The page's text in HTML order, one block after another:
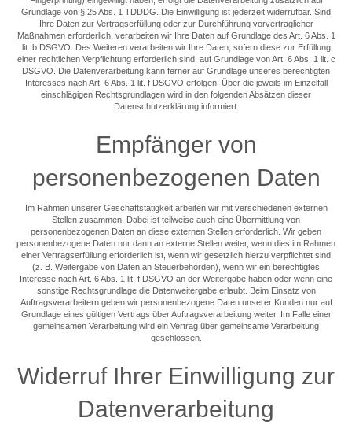
Grundlage von § 25 Abs. 1 TDDDG. Die Einwilligung ist jederzeit widerrufbar. Sind
Ihre Daten zur Vertragserfüllung oder zur Durchführung vorvertraglicher
Maßnahmen erforderlich, verarbeiten wir Ihre Daten auf Grundlage des Art. 6 Abs. 1
lit. b DSGVO. Des Weiteren verarbeiten wir Ihre Daten, sofern diese zur Erfüllung
einer rechtlichen Verpflichtung erforderlich sind, auf Grundlage von Art. 6 Abs. 1 lit. c
DSGVO. Die Datenverarbeitung kann ferner auf Grundlage unseres berechtigten
Interesses nach Art. 6 Abs. 1 lit. f DSGVO erfolgen. Über die jeweils im Einzelfall
einschlägigen Rechtsgrundlagen wird in den folgenden Absätzen dieser
Datenschutzerklärung informiert.
Empfänger von
personenbezogenen Daten
Im Rahmen unserer Geschäftstätigkeit arbeiten wir mit verschiedenen externen
Stellen zusammen. Dabei ist teilweise auch eine Übermittlung von
personenbezogenen Daten an diese externen Stellen erforderlich. Wir geben
personenbezogene Daten nur dann an externe Stellen weiter, wenn dies im Rahmen
einer Vertragserfüllung erforderlich ist, wenn wir gesetzlich hierzu verpflichtet sind
(z. B. Weitergabe von Daten an Steuerbehörden), wenn wir ein berechtigtes
Interesse nach Art. 6 Abs. 1 lit. f DSGVO an der Weitergabe haben oder wenn eine
sonstige Rechtsgrundlage die Datenweitergabe erlaubt. Beim Einsatz von
Auftragsverarbeitern geben wir personenbezogene Daten unserer Kunden nur auf
Grundlage eines gültigen Vertrags über Auftragsverarbeitung weiter. Im Falle einer
gemeinsamen Verarbeitung wird ein Vertrag über gemeinsame Verarbeitung
geschlossen.
Widerruf Ihrer Einwilligung zur
Datenverarbeitung